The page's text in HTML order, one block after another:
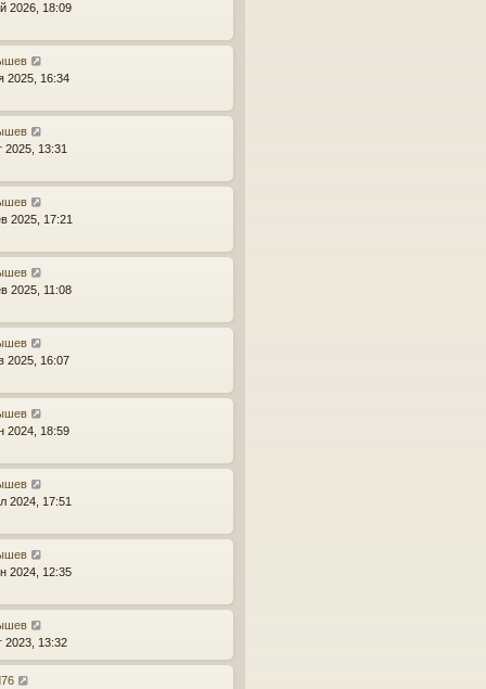
2026, 18:09
2025, 16:34
2025, 13:31
2025, 17:21
2025, 11:08
2025, 16:07
2024, 18:59
2024, 17:51
2024, 12:35
2023, 13:32